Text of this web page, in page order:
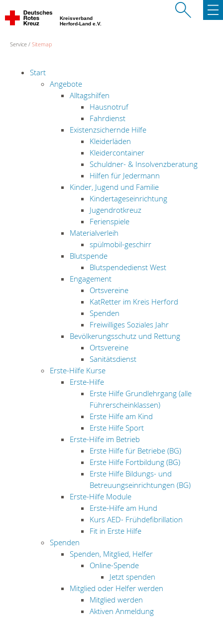
Kreisverband
Herford-Land e.V.
Service Sitemap
Start
Angebote
Alltagshilfen
Hausnotruf
Fahrdienst
Existenzsichernde Hilfe
Kleiderläden
Kleidercontainer
Schuldner- & Insolvenzberatung
Hilfen für Jedermann
Kinder, Jugend und Familie
Kindertageseinrichtung
Jugendrotkreuz
Ferienspiele
Materialverleih
spülmobil-geschirr
Blutspende
Blutspendedienst West
Engagement
Ortsvereine
KatRetter im Kreis Herford
Spenden
Freiwilliges Soziales Jahr
Bevölkerungsschutz und Rettung
Ortsvereine
Sanitätsdienst
Erste-Hilfe Kurse
Erste-Hilfe
Erste Hilfe Grundlehrgang (alle
Führerscheinklassen)
Erste Hilfe am Kind
Erste Hilfe Sport
Erste-Hilfe im Betrieb
Erste Hilfe für Betriebe (BG)
Erste Hilfe Fortbildung (BG)
Erste Hilfe Bildungs- und
Betreuungseinrichtungen (BG)
Erste-Hilfe Module
Erste-Hilfe am Hund
Kurs AED- Frühdefibrillation
Fit in Erste Hilfe
Spenden
Spenden, Mitglied, Helfer
Online-Spende
Jetzt spenden
Mitglied oder Helfer werden
Mitglied werden
Aktiven Anmeldung